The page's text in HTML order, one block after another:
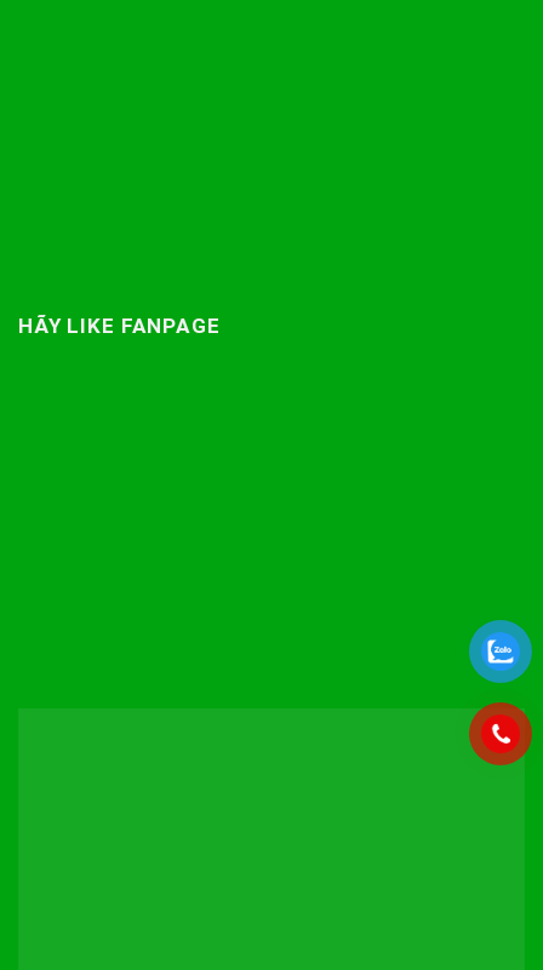
HÃY LIKE FANPAGE